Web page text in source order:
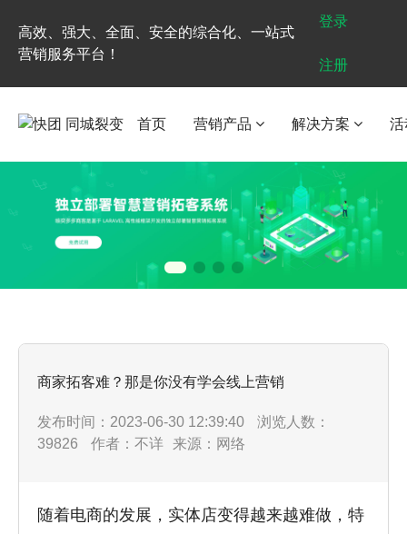
高效、强大、全面、安全的综合化、一站式
营销服务平台！
登录
注册
首页 营销产品 解决方案 活
商家拓客难？那是你没有学会线上营销
发布时间：2023-06-30 12:39:40
浏览人数：
39826
作者：不详 来源：网络
随着电商的发展，实体店变得越来越难做，特